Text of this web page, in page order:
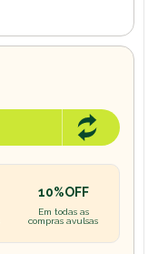
10%OFF
Em todas as
compras avulsas